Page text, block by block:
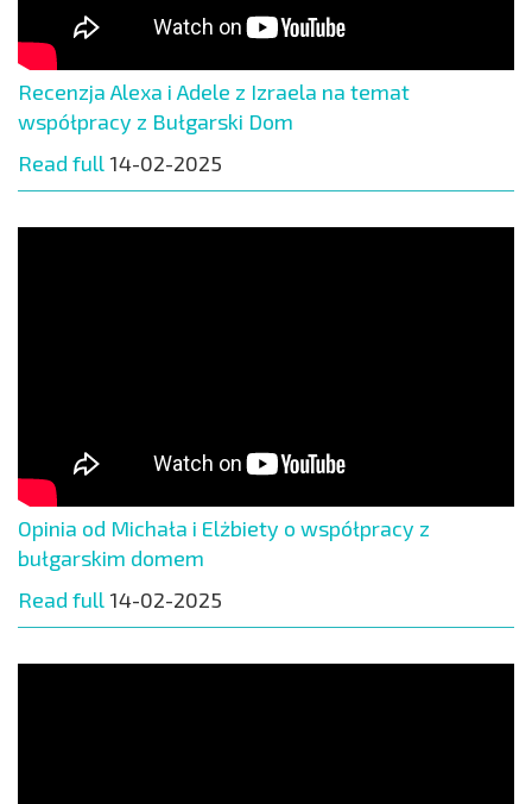
Recenzja Alexa i Adele z Izraela na temat
współpracy z Bułgarski Dom
Read full 14-02-2025
Opinia od Michała i Elżbiety o współpracy z
bułgarskim domem
Read full 14-02-2025